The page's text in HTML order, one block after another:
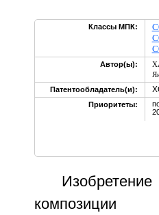
Классы МПК:
Автор(ы):
Патентообладатель(и):
Приоритеты:
Изобретение